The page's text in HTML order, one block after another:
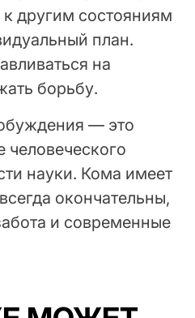
другим состояниям
план.
на
борьбу.
— это
человеческого
науки. Кома имеет
окончательны,
и современные